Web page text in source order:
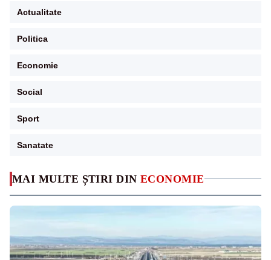
MAI MULTE ȘTIRI DIN ECONOMIE
Actualitate
Politica
Economie
Social
Sport
Sanatate